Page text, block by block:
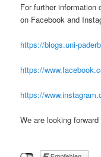
For further information
on Facebook and
https://blogs.uni-
https://
https://
We are looking